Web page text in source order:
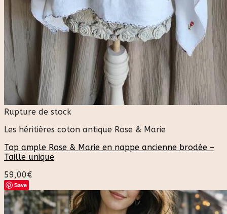
Rupture de stock
Les héritières coton antique Rose & Marie
Top ample Rose & Marie en nappe ancienne brodée –
Taille unique
59,00€
Save